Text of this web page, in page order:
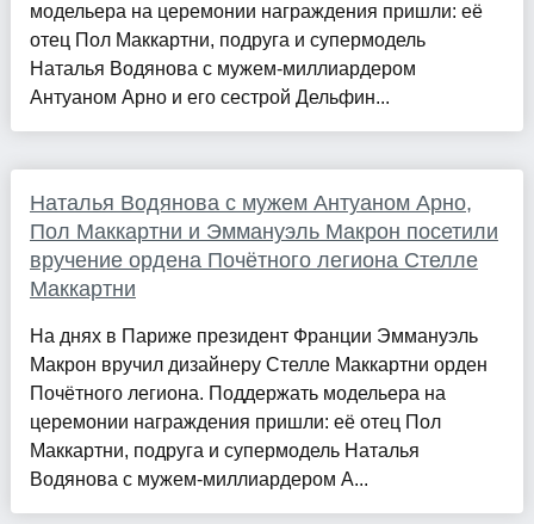
модельера на церемонии награждения пришли: её
отец Пол Маккартни, подруга и супермодель
Наталья Водянова с мужем-миллиардером
Антуаном Арно и его сестрой Дельфин...
Наталья Водянова с мужем Антуаном Арно,
Пол Маккартни и Эммануэль Макрон посетили
вручение ордена Почётного легиона Стелле
Маккартни
На днях в Париже президент Франции Эммануэль
Макрон вручил дизайнеру Стелле Маккартни орден
Почётного легиона. Поддержать модельера на
церемонии награждения пришли: её отец Пол
Маккартни, подруга и супермодель Наталья
Водянова с мужем-миллиардером А...